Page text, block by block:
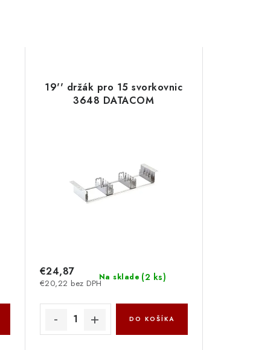
19'' držák pro 15 svorkovnic
3648 DATACOM
Na sklade (2 ks)
€20,22 bez DPH
€24,87
DO KOŠÍKA